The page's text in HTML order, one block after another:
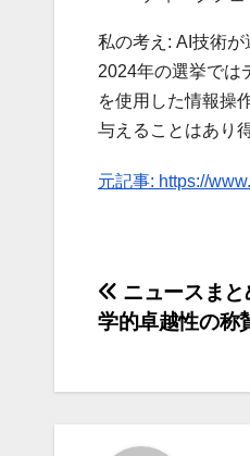
私の考え: AI技術
2024年の選挙では
を使用した情報操
与えることはあり
元記事: https://
投
稿
ナ
ニュースま
学的卓越性の称